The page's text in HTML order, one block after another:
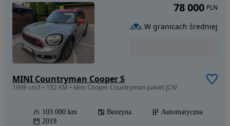
MINI Countryman Cooper S
1998 cm3 • 192 KM • Mini Cooper Countryman pakiet JCW
103 000 km Benzyna
Automatyczna
2019
78 000 PLN
W granicach średniej